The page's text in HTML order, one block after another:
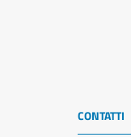
CONTATTI